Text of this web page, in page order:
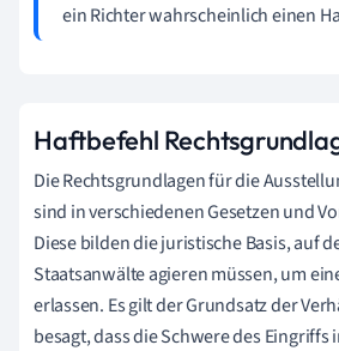
ein Richter wahrscheinlich einen
Haftbefehl
Die Rechtsgrundlagen für die
sind in verschiedenen Gesetzen und
Diese bilden die juristische Basis, auf
Staatsanwälte agieren müssen, um
erlassen. Es gilt der Grundsatz der
besagt, dass die Schwere des